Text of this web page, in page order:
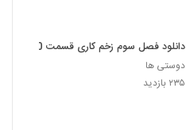
دانلود فصل سوم زخم کاری قسمت 10
دوستی ها
۲۳۵ بازدید